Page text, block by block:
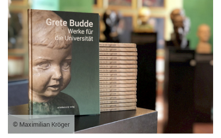
© Maximilian Kröger